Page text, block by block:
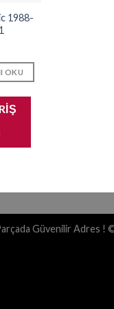
1988-
OKU
Güvenilir Adres !